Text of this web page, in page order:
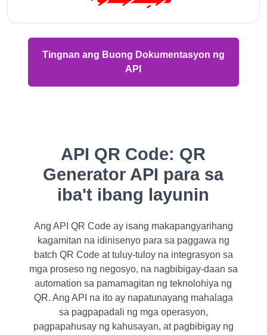
Tingnan ang Buong Dokumentasyon ng
API
API QR Code: QR
Generator API para sa
iba't ibang layunin
Ang API QR Code ay isang makapangyarihang
kagamitan na idinisenyo para sa paggawa ng
batch QR Code at tuluy-tuloy na integrasyon sa
mga proseso ng negosyo, na nagbibigay-daan sa
automation sa pamamagitan ng teknolohiya ng
QR. Ang API na ito ay napatunayang mahalaga
sa pagpapadali ng mga operasyon,
pagpapahusay ng kahusayan, at pagbibigay ng